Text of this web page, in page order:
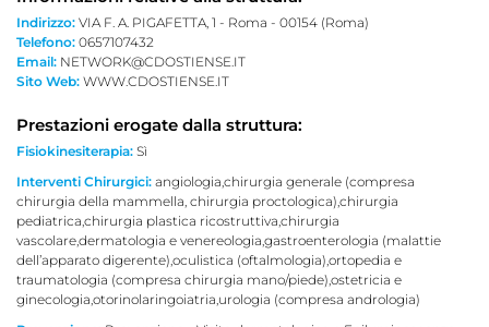
Indirizzo: VIA F. A. PIGAFETTA, 1 - Roma - 00154 (Roma)
Telefono: 0657107432
Email: NETWORK@CDOSTIENSE.IT
Sito Web: WWW.CDOSTIENSE.IT
Prestazioni erogate dalla struttura:
Fisiokinesiterapia: Sì
Interventi Chirurgici: angiologia,chirurgia generale (compresa
chirurgia della mammella, chirurgia proctologica),chirurgia
pediatrica,chirurgia plastica ricostruttiva,chirurgia
vascolare,dermatologia e venereologia,gastroenterologia (malattie
dell’apparato digerente),oculistica (oftalmologia),ortopedia e
traumatologia (compresa chirurgia mano/piede),ostetricia e
ginecologia,otorinolaringoiatria,urologia (compresa andrologia)